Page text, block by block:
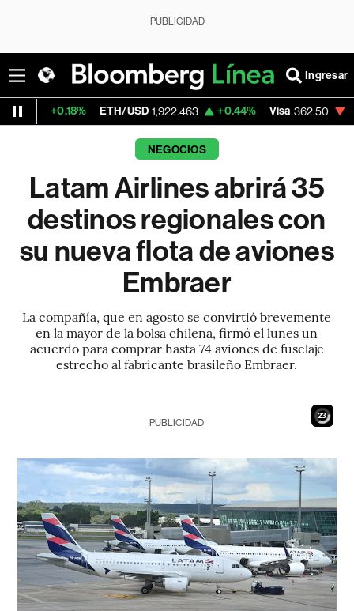
PUBLICIDAD
Ingresar
ETH/USD 1,922.463 +0.44% Visa 362.50 -2.15%
NEGOCIOS
Latam Airlines abrirá 35
destinos regionales con
su nueva flota de aviones
Embraer
La compañía, que en agosto se convirtió brevemente
en la mayor de la bolsa chilena, firmó el lunes un
acuerdo para comprar hasta 74 aviones de fuselaje
estrecho al fabricante brasileño Embraer.
21
PUBLICIDAD